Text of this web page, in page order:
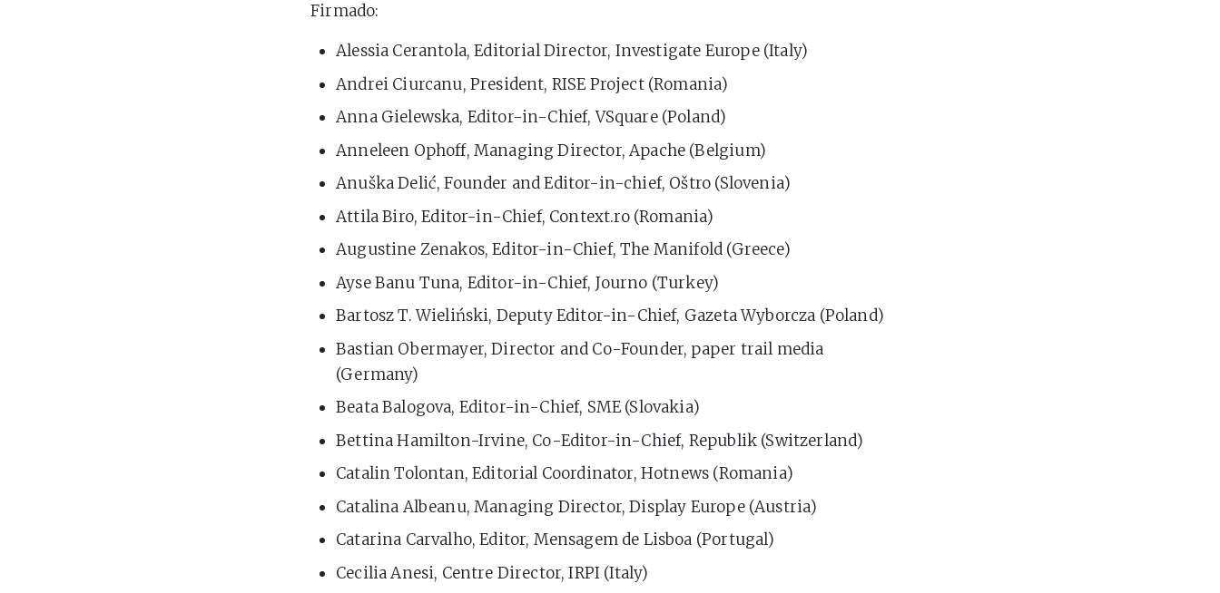
Firmado:
Alessia Cerantola, Editorial Director, Investigate Europe (Italy)
Andrei Ciurcanu, President, RISE Project (Romania)
Anna Gielewska, Editor-in-Chief, VSquare (Poland)
Anneleen Ophoff, Managing Director, Apache (Belgium)
Anuška Delić, Founder and Editor-in-chief, Oštro (Slovenia)
Attila Biro, Editor-in-Chief, Context.ro (Romania)
Augustine Zenakos, Editor-in-Chief, The Manifold (Greece)
Ayse Banu Tuna, Editor-in-Chief, Journo (Turkey)
Bartosz T. Wieliński, Deputy Editor-in-Chief, Gazeta Wyborcza (Poland)
Bastian Obermayer, Director and Co-Founder, paper trail media
(Germany)
Beata Balogova, Editor-in-Chief, SME (Slovakia)
Bettina Hamilton-Irvine, Co-Editor-in-Chief, Republik (Switzerland)
Catalin Tolontan, Editorial Coordinator, Hotnews (Romania)
Catalina Albeanu, Managing Director, Display Europe (Austria)
Catarina Carvalho, Editor, Mensagem de Lisboa (Portugal)
Cecilia Anesi, Centre Director, IRPI (Italy)